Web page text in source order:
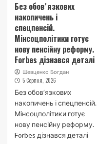
Без обовʼязкових
накопичень і
спецпенсій.
Мінсоцполітики готує
нову пенсійну реформу.
Forbes дізнався деталі
Шевценко Богдан
5 Серпня, 2026
Без обовʼязкових
накопичень і спецпенсій.
Мінсоцполітики готує
нову пенсійну реформу.
Forbes дізнався деталі